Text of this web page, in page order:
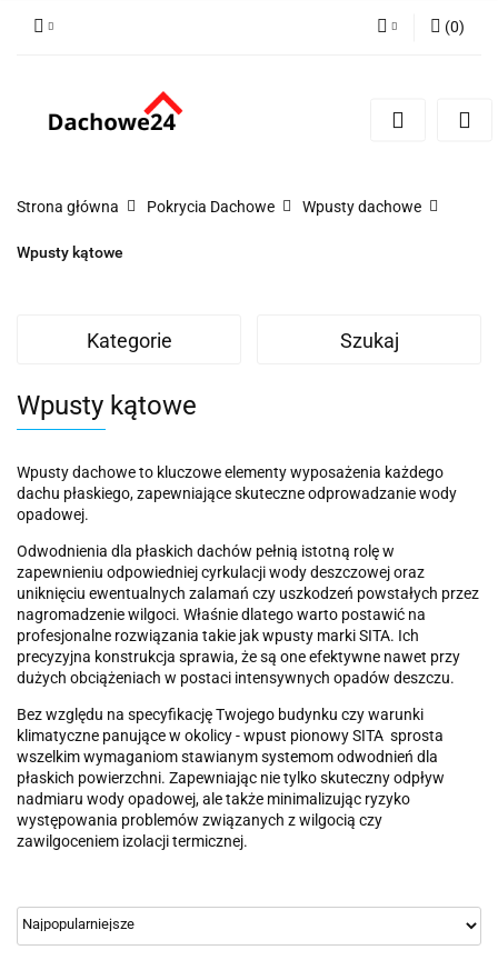
Zarejestruj się
(0)
Strona główna Pokrycia Dachowe Wpusty dachowe
Wpusty kątowe
Kategorie Szukaj
Wpusty kątowe
Wpusty dachowe to kluczowe elementy wyposażenia każdego
dachu płaskiego, zapewniające skuteczne odprowadzanie wody
opadowej.
Odwodnienia dla płaskich dachów pełnią istotną rolę w
zapewnieniu odpowiedniej cyrkulacji wody deszczowej oraz
uniknięciu ewentualnych zalamań czy uszkodzeń powstałych przez
nagromadzenie wilgoci. Właśnie dlatego warto postawić na
profesjonalne rozwiązania takie jak wpusty marki SITA. Ich
precyzyjna konstrukcja sprawia, że są one efektywne nawet przy
dużych obciążeniach w postaci intensywnych opadów deszczu.
Bez względu na specyfikację Twojego budynku czy warunki
klimatyczne panujące w okolicy - wpust pionowy SITA sprosta
wszelkim wymaganiom stawianym systemom odwodnień dla
płaskich powierzchni. Zapewniając nie tylko skuteczny odpływ
nadmiaru wody opadowej, ale także minimalizując ryzyko
występowania problemów związanych z wilgocią czy
zawilgoceniem izolacji termicznej.